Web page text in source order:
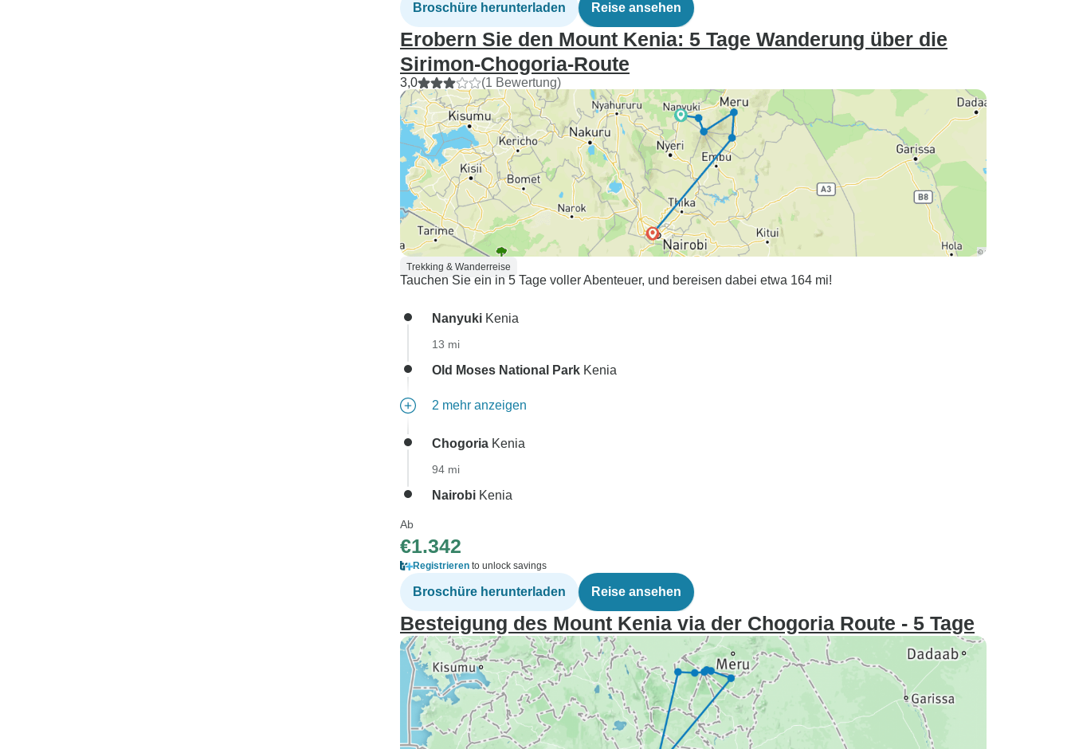
Broschüre herunterladen Reise ansehen
Erobern Sie den Mount Kenia: 5 Tage Wanderung über die
Sirimon-Chogoria-Route
3,0 (1 Bewertung)
Trekking & Wanderreise
Tauchen Sie ein in 5 Tage voller Abenteuer, und bereisen dabei etwa 164 mi!
Nanyuki Kenia
13 mi
Old Moses National Park Kenia
2 mehr anzeigen
Chogoria Kenia
94 mi
Nairobi Kenia
Ab
€1.342
Registrieren to unlock savings
Broschüre herunterladen Reise ansehen
Besteigung des Mount Kenia via der Chogoria Route - 5 Tage